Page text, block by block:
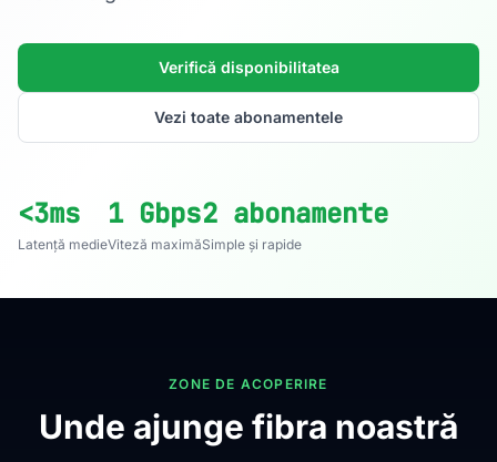
Verifică disponibilitatea
Vezi toate abonamentele
<3ms
Latență medie
1 Gbps
Viteză maximă
2 abonamente
Simple și rapide
ZONE DE ACOPERIRE
Unde ajunge fibra noastră